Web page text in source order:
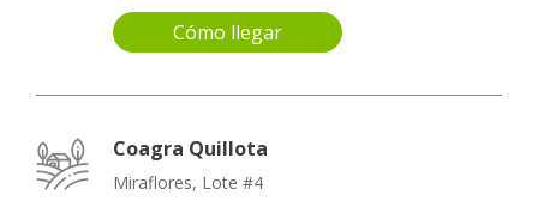
Cómo llegar
Coagra Quillota
Miraflores, Lote #4